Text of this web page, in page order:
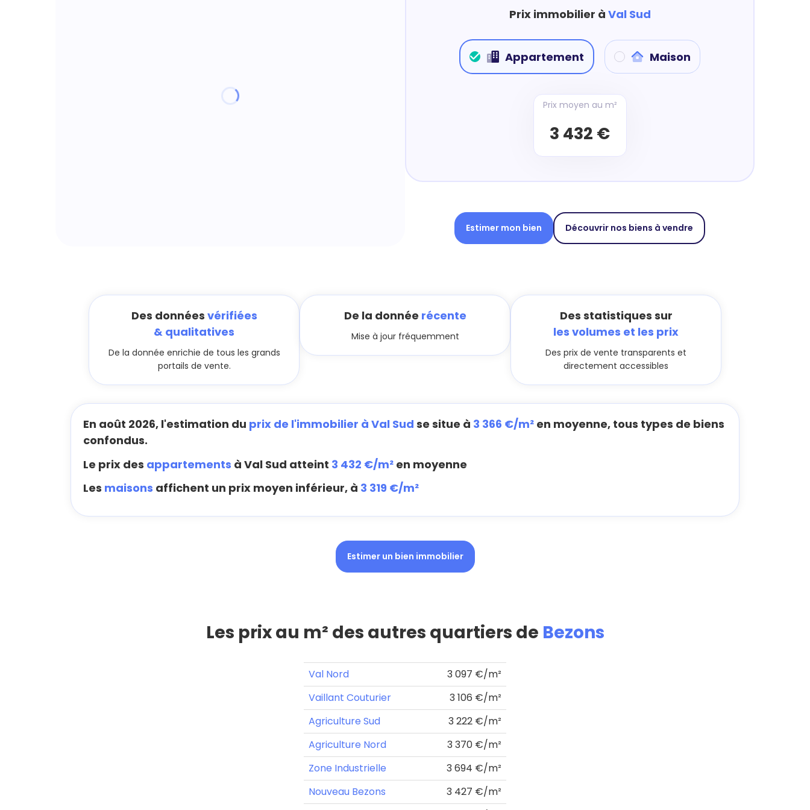
Prix immobilier à Val Sud
Appartement Maison
Prix moyen au m²
3 432 €
Estimer mon bien Découvrir nos biens à vendre
Des données vérifiées
& qualitatives
De la donnée enrichie de tous les grands
portails de vente.
De la donnée récente
Mise à jour fréquemment
Des statistiques sur
les volumes et les prix
Des prix de vente transparents et
directement accessibles
En août 2026, l'estimation du prix de l'immobilier à Val Sud se situe à 3 366 €/m² en moyenne, tous types de biens
confondus.
Le prix des appartements à Val Sud atteint 3 432 €/m² en moyenne
Les maisons affichent un prix moyen inférieur, à 3 319 €/m²
Estimer un bien immobilier
Les prix au m² des autres quartiers de Bezons
Val Nord
3 097 €/m²
Vaillant Couturier
3 106 €/m²
Agriculture Sud
3 222 €/m²
Agriculture Nord
3 370 €/m²
Zone Industrielle
3 694 €/m²
Nouveau Bezons
3 427 €/m²